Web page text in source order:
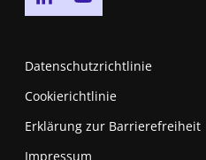
Go to linkedin page
Datenschutzrichtlinie
Cookierichtlinie
Erklärung zur Barrierefreiheit
Impressum